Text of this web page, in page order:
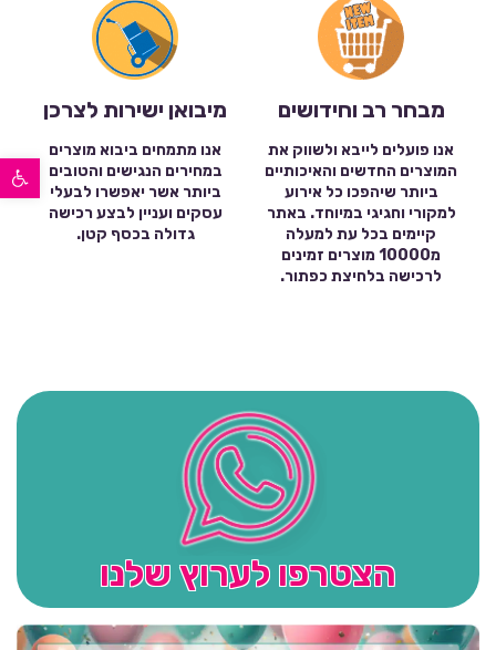
פתח סרגל נגישות
מבחר רב וחידושים
אנו פועלים לייבא ולשווק את
המוצרים החדשים והאיכותיים
ביותר שיהפכו כל אירוע
למקורי וחגיגי במיוחד. באתר
קיימים בכל עת למעלה
מ10000 מוצרים זמינים
לרכישה בלחיצת כפתור.
מיבואן ישירות לצרכן
אנו מתמחים ביבוא מוצרים
במחירים הנגישים והטובים
ביותר אשר יאפשרו לבעלי
עסקים ועניין לבצע רכישה
גדולה בכסף קטן.
הצטרפו לערוץ שלנו